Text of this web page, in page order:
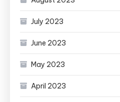
July 2023
June 2023
May 2023
April 2023